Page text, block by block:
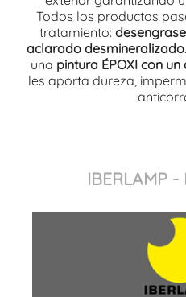
Todos los productos
tratamiento:
aclarado desmineralizado
una pintura ÉPOXI con un
les aporta dureza,
IBERLAMP -